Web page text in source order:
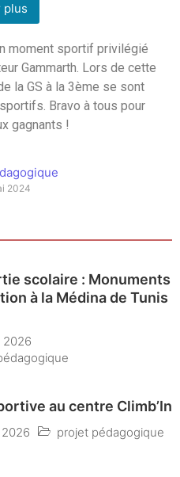
plus
moment sportif privilégié
Gammarth. Lors de cette
la GS à la 3ème se sont
Bravo à tous pour
gagnants !
2024
scolaire : Monuments
à la Médina de Tunis
2026
au centre Climb’In
2026 projet pédagogique